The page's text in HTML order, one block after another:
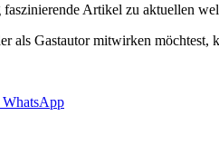
Artikel zu aktuellen
als Gastautor mitwirken möchtest,
WhatsApp